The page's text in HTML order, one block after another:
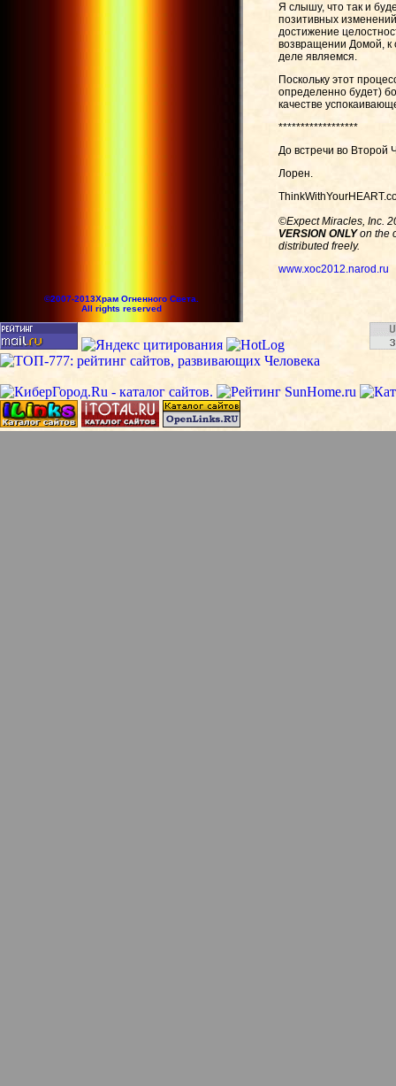
Я слышу, что так и
позитивных
достижение
возвращении Домой, к
деле являемся.
Поскольку этот
определенно будет)
качестве
******************
До встречи во Второй
Лорен.
©Expect Miracles, Inc.
VERSION ONLYon the
distributed freely.
www.xoc2012.narod.ru
©2007-2013Храм Огненного Света.
All rights reserved